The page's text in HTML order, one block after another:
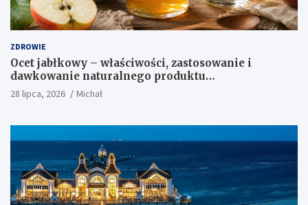
ZDROWIE
Ocet jabłkowy – właściwości, zastosowanie i
dawkowanie naturalnego produktu
fermentowanego
28 lipca, 2026 Michał